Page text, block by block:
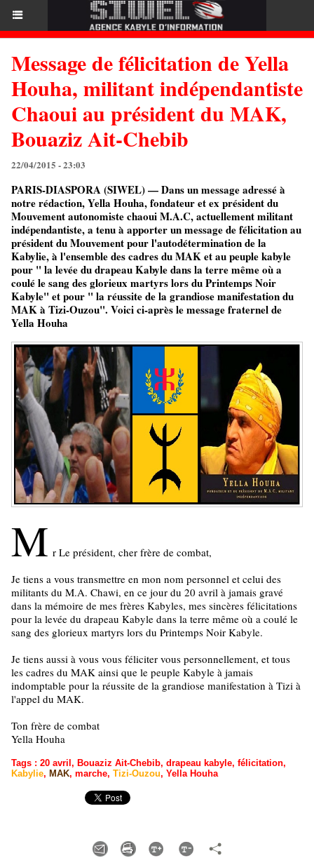
Message de félicitation de Yella
Houha, militant indépendantiste
Chaoui au président du MAK,
Bouaziz Ait-Chebib
22/04/2015 - 23:03
PARIS-DIASPORA (SIWEL) — Dans un message adressé à
notre rédaction, Yella Houha, fondateur et ex président du
Mouvement autonomiste chaoui M.A.C, actuellement militant
indépendantiste, a tenu à apporter un message de félicitation au
président du Mouvement pour l'autodétermination de la
Kabylie, à l'ensemble des cadres du MAK et au peuple kabyle
pour " la levée du drapeau Kabyle dans la terre même où a
coulé le sang des glorieux martyrs lors du Printemps Noir
Kabyle" et pour " la réussite de la grandiose manifestation du
MAK à Tizi-Ouzou". Voici ci-après le message fraternel de
Yella Houha
M r Le président, cher frère de combat,
Je tiens a vous transmettre en mon nom personnel et celui des
militants du M.A. Chawi, en ce jour du 20 avril à jamais gravé
dans la mémoire de mes frères Kabyles, mes sincères félicitations
pour la levée du drapeau Kabyle dans la terre même où a coulé le
sang des glorieux martyrs lors du Printemps Noir Kabyle.
Je tiens aussi à vous vous féliciter vous personnellement, et tous
les cadres du MAK ainsi que le peuple Kabyle à jamais
indomptable pour la réussite de la grandiose manifestation à Tizi à
l'appel du MAK.
Ton frère de combat
Yella Houha
Tags : 20 avril , Bouaziz Ait-Chebib, drapeau kabyle, félicitation,
Kabylie, MAK, marche, Tizi-Ouzou, Yella Houha